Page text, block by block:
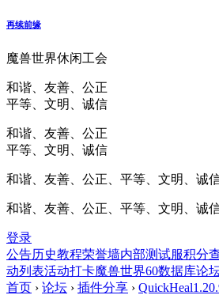
再续前缘
魔兽世界休闲工会
和谐、友善、公正
平等、文明、诚信
和谐、友善、公正
平等、文明、诚信
和谐、友善、公正、平等、文明、诚
和谐、友善、公正、平等、文明、诚
登录
公告历史教程荣誉墙内部测试服积分
动列表活动打卡魔兽世界60数据库论
首页 › 论坛 › 插件分享 ›